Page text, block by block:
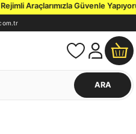
Araçlarımızla Güvenle
ARA